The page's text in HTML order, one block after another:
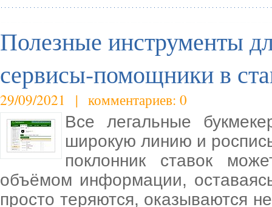
Полезные инструменты
сервисы-помощники в
29/09/2021 | комментариев: 0
Все легальные
широкую линию и
поклонник ставок
объёмом информации,
просто теряются, оказываются